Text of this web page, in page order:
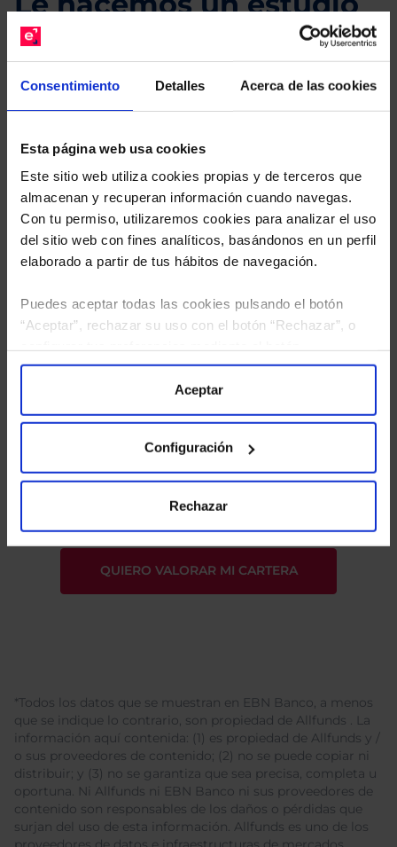
Consentimiento Detalles Acerca de las cookies
Esta página web usa cookies
Este sitio web utiliza cookies propias y de terceros que
almacenan y recuperan información cuando navegas.
Con tu permiso, utilizaremos cookies para analizar el uso
del sitio web con fines analíticos, basándonos en un perfil
elaborado a partir de tus hábitos de navegación.
Puedes aceptar todas las cookies pulsando el botón
“Aceptar”, rechazar su uso con el botón “Rechazar”, o
“Configuración”. Consulta nuestraPolítica
para más información.
Aceptar
Configuración
Rechazar
gratuito de su cartera.
Descárguese el archivo e indíquenos los ISINs de
Limpias con las que podrá ahorrar en sus costes.
la política de privacidad
y consiento el
tratamiento de mis datos personales.
*Todos los datos que se muestran en EBN Banco, a menos
que se indique lo contrario, son propiedad de Allfunds . La
información aquí contenida: (1) es propiedad de Allfunds y /
o sus proveedores de contenido; (2) no se puede copiar ni
distribuir; y (3) no se garantiza que sea precisa, completa u
oportuna. Ni Allfunds ni EBN Banco ni sus proveedores de
contenido son responsables de los daños o pérdidas que
surjan del uso de esta información. Allfunds es uno de los